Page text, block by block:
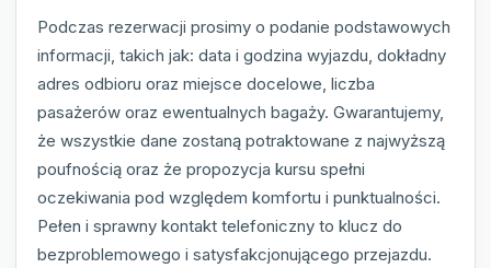
Podczas rezerwacji prosimy o podanie podstawowych
informacji, takich jak: data i godzina wyjazdu, dokładny
adres odbioru oraz miejsce docelowe, liczba
pasażerów oraz ewentualnych bagaży. Gwarantujemy,
że wszystkie dane zostaną potraktowane z najwyższą
poufnością oraz że propozycja kursu spełni
oczekiwania pod względem komfortu i punktualności.
Pełen i sprawny kontakt telefoniczny to klucz do
bezproblemowego i satysfakcjonującego przejazdu.